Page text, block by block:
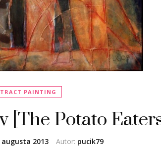
PAINTING
[The Potato
Autor: pucik79
augusta 2013